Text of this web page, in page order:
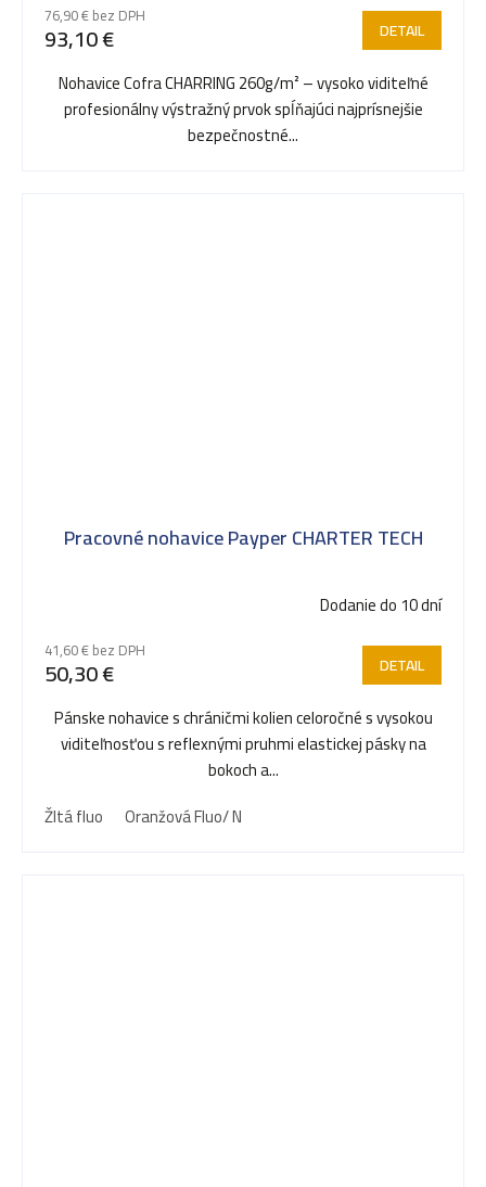
76,90 € bez DPH
93,10 € DETAIL
Nohavice Cofra CHARRING 260g/m² – vysoko viditeľné
profesionálny výstražný prvok spĺňajúci najprísnejšie
bezpečnostné...
Pracovné nohavice Payper CHARTER TECH
Dodanie do 10 dní
41,60 € bez DPH
50,30 € DETAIL
Pánske nohavice s chráničmi kolien celoročné s vysokou
viditeľnosťou s reflexnými pruhmi elastickej pásky na
bokoch a...
Žltá fluo
Oranžová Fluo/ N